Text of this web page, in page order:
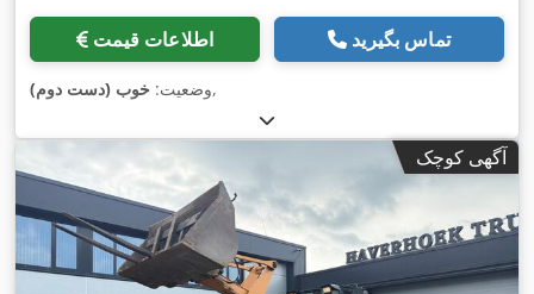
اطلاعات قیمت تماس بگیرید
وضعیت: خوب (دست دوم) ,
آگهی کوچک